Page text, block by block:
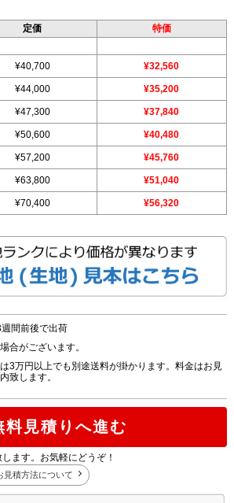
定価
特価
¥40,700 ¥32,560
¥44,000 ¥35,200
¥47,300 ¥37,840
¥50,600 ¥40,480
¥57,200 ¥45,760
¥63,800 ¥51,040
¥70,400 ¥56,320
間前後で出荷
合がございます。
3万円以上でも別途送料が掛かります。料金はお見
致します。
料見積りへ進む
ます。お気軽にどうぞ！
見積方法について